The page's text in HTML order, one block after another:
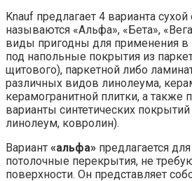
Knauf предлагает 4 варианта
называются «Альфа», «Бета»,
виды пригодны для применения в
под напольные покрытия из
щитового), паркетной либо
различных видов линолеума,
керамогранитной плитки, а также
варианты синтетических
линолеум, ковролин).
Вариант «альфа» предлагается
потолочные перекрытия, не
поверхности. Он представляет